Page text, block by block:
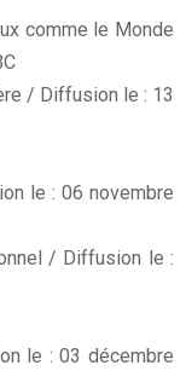
comme le Monde
/ Diffusion le : 13
le : 06 novembre
/ Diffusion le :
le : 03 décembre